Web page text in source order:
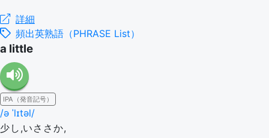
詳細
頻出英熟語（PHRASE List）
a little
IPA（発音記号）
/ə ˈlɪtəl/
少し,いささか,